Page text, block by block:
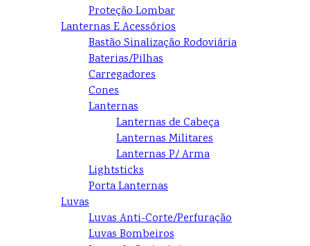
Proteção Lombar
Lanternas E Acessórios
Bastão Sinalização Rodoviária
Baterias/Pilhas
Carregadores
Cones
Lanternas
Lanternas de Cabeça
Lanternas Militares
Lanternas P/ Arma
Lightsticks
Porta Lanternas
Luvas
Luvas Anti-Corte/Perfuração
Luvas Bombeiros